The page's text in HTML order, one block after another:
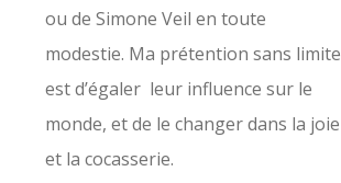
r
:
ou de Simone Veil en toute
modestie. Ma prétention sans limite
est d’égaler leur influence sur le
monde, et de le changer dans la joie
et la cocasserie.